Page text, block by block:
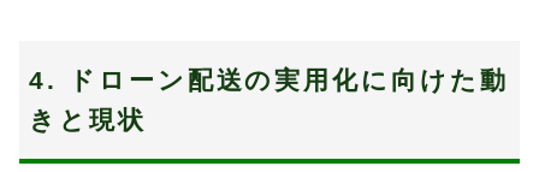
4. ドローン配送の実用化に向けた動
きと現状